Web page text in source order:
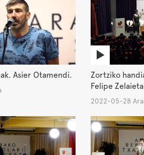
Asier Otamendi.
Zortziko
Felipe
2022-05-28